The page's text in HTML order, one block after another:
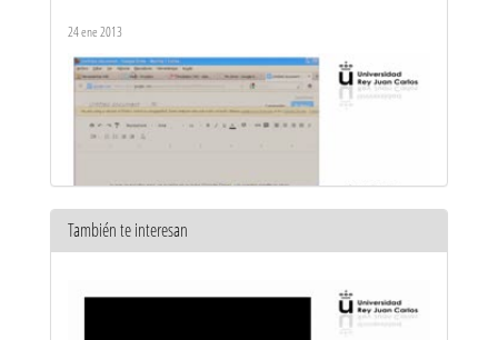
24 ene 2013
También te interesan